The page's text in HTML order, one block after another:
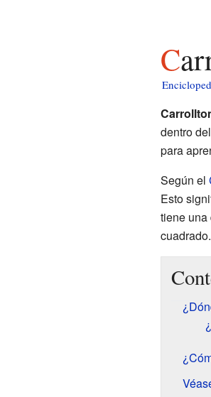
dentro
para
Según el
Esto
tiene una
cuadrado.